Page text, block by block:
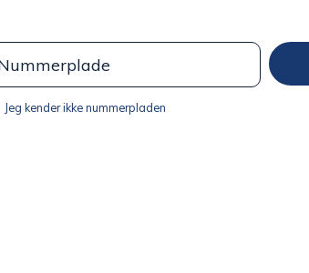
Jeg kender ikke nummerpladen